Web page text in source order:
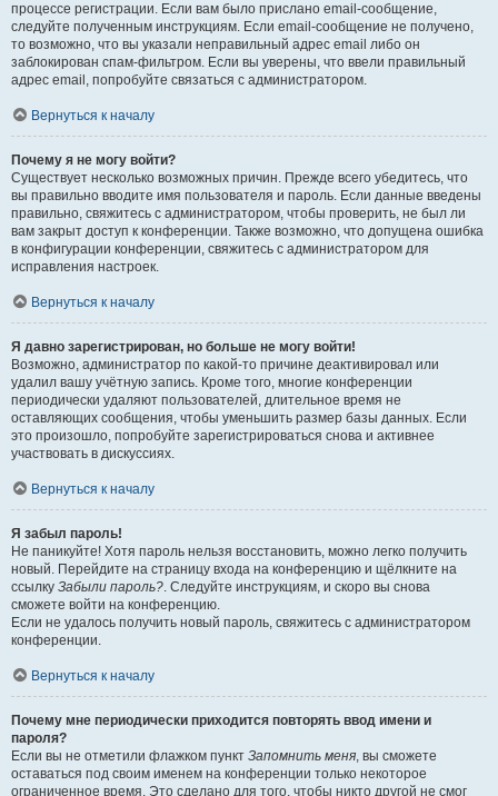
процессе регистрации. Если вам было прислано email-сообщение,
следуйте полученным инструкциям. Если email-сообщение не получено,
то возможно, что вы указали неправильный адрес email либо он
заблокирован спам-фильтром. Если вы уверены, что ввели правильный
адрес email, попробуйте связаться с администратором.
Вернуться к началу
Почему я не могу войти?
Существует несколько возможных причин. Прежде всего убедитесь, что
вы правильно вводите имя пользователя и пароль. Если данные введены
правильно, свяжитесь с администратором, чтобы проверить, не был ли
вам закрыт доступ к конференции. Также возможно, что допущена ошибка
в конфигурации конференции, свяжитесь с администратором для
исправления настроек.
Вернуться к началу
Я давно зарегистрирован, но больше не могу войти!
Возможно, администратор по какой-то причине деактивировал или
удалил вашу учётную запись. Кроме того, многие конференции
периодически удаляют пользователей, длительное время не
оставляющих сообщения, чтобы уменьшить размер базы данных. Если
это произошло, попробуйте зарегистрироваться снова и активнее
участвовать в дискуссиях.
Вернуться к началу
Я забыл пароль!
Не паникуйте! Хотя пароль нельзя восстановить, можно легко получить
новый. Перейдите на страницу входа на конференцию и щёлкните на
ссылку Забыли пароль?. Следуйте инструкциям, и скоро вы снова
сможете войти на конференцию.
Если не удалось получить новый пароль, свяжитесь с администратором
конференции.
Вернуться к началу
Почему мне периодически приходится повторять ввод имени и
пароля?
Если вы не отметили флажком пункт Запомнить меня, вы сможете
оставаться под своим именем на конференции только некоторое
ограниченное время. Это сделано для того, чтобы никто другой не смог